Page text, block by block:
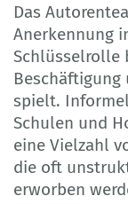
Das
Anerkennung
Schlüsselrolle
spielt.
Schulen und
eine Vielzahl
die oft
erworben